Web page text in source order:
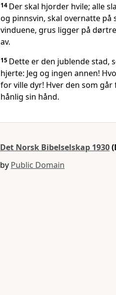
14 Der skal hjorder hvile; alle
og pinnsvin, skal overnatte på
vinduene, grus ligger på
av.
15 Dette er den jublende stad,
hjerte: Jeg og ingen annen!
for ville dyr! Hver den som
hånlig sin hånd.
Det Norsk Bibelselskap 1930
by Public Domain